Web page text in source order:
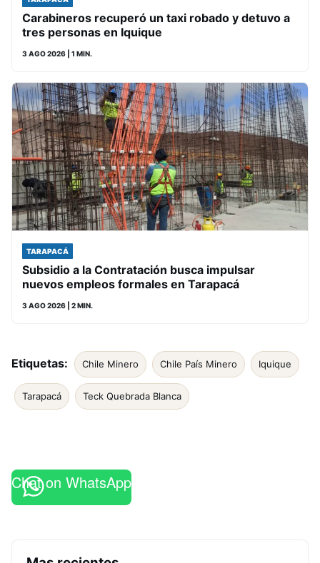
Carabineros recuperó un taxi robado y detuvo a
tres personas en Iquique
3 AGO 2026 | 1 MIN.
TARAPACÁ
Subsidio a la Contratación busca impulsar
nuevos empleos formales en Tarapacá
3 AGO 2026 | 2 MIN.
Etiquetas: Chile Minero Chile País Minero Iquique
Tarapacá Teck Quebrada Blanca
Chat on WhatsApp